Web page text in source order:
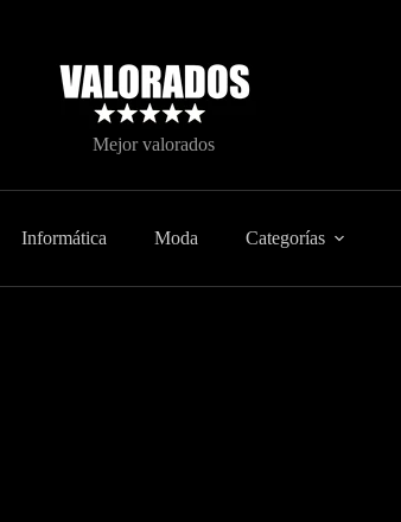
Mejor valorados
Informática Moda Categorías